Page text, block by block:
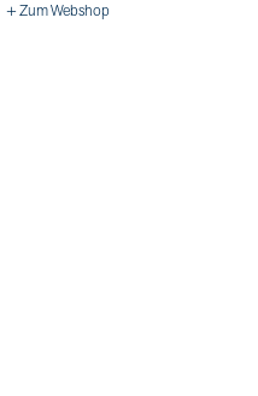
+ Zum Webshop